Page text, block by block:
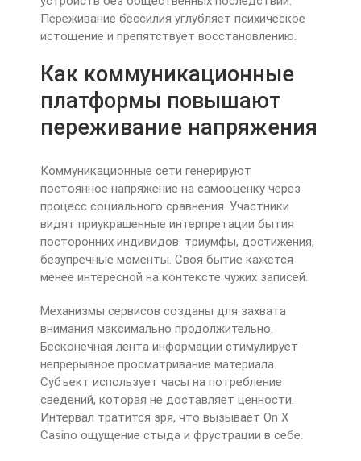
Переживание бессилия углубляет психическое
истощение и препятствует восстановлению.
Как коммуникационные
платформы повышают
переживание напряжения
Коммуникационные сети генерируют
постоянное напряжение на самооценку через
процесс социального сравнения. Участники
видят приукрашенные интерпретации бытия
посторонних индивидов: триумфы, достижения,
безупречные моменты. Своя бытие кажется
менее интересной на контексте чужих записей.
Механизмы сервисов созданы для захвата
внимания максимально продолжительно.
Бесконечная лента информации стимулирует
непрерывное просматривание материала.
Субъект использует часы на потребление
сведений, которая не доставляет ценности.
Интервал тратится зря, что вызывает On X
Casino ощущение стыда и фрустрации в себе.